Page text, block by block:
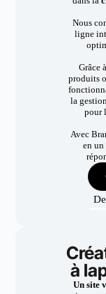
Nous
ligne
Grâce
produits
la
pour
Avec
en
à
Un site